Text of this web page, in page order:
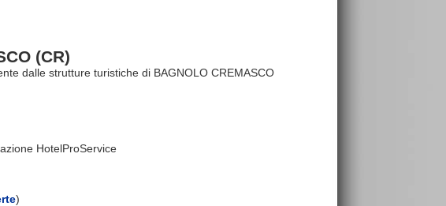
(CR)
dalle strutture turistiche di BAGNOLO CREMASCO
HotelProService
)